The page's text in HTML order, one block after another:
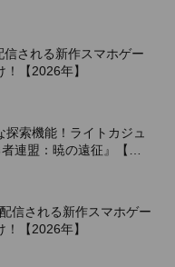
信される新作スマホゲー
【2026年】
探索機能！ライトカジュ
連盟：暁の遠征』【最
信される新作スマホゲー
【2026年】